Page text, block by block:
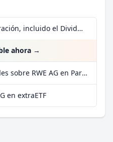
RWE AG por 0,99 €/operación, incluido el Dividend Reinvestment Plan
ahora →
Más datos fundamentales sobre RWE AG en Parqet
en extraETF